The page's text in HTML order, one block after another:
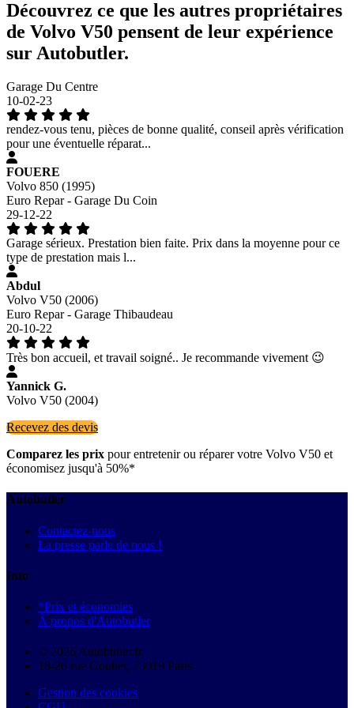
Découvrez ce que les autres propriétaires
de Volvo V50 pensent de leur expérience
sur Autobutler.
Garage Du Centre
10-02-23
rendez-vous tenu, pièces de bonne qualité, conseil après vérification
pour une éventuelle réparat...
FOUERE
Volvo 850 (1995)
Euro Repar - Garage Du Coin
29-12-22
Garage sérieux. Prestation bien faite. Prix dans la moyenne pour ce
type de prestation mais l...
Abdul
Volvo V50 (2006)
Euro Repar - Garage Thibaudeau
20-10-22
Très bon accueil, et travail soigné.. Je recommande vivement 😉
Yannick G.
Volvo V50 (2004)
Recevez des devis
Comparez les prix pour entretenir ou réparer votre Volvo V50 et
économisez jusqu'à 50%*
Autobutler
Contactez-nous
La presse parle de nous !
Info
*Prix et économies
À propos d'Autobutler
© 2026 Autobutler.fr
18-26 rue Goubet, 75019 Paris
Gestion des cookies